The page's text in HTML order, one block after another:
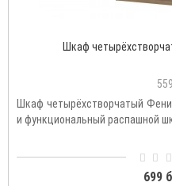
Шкаф
Шкаф четырёхстворчатый
и функциональный распашной
699